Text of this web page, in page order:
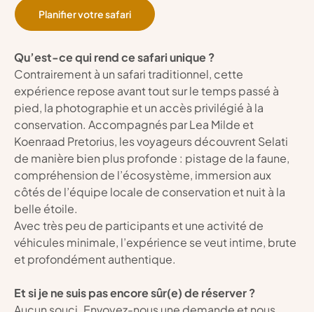
Planifier votre safari
Qu’est-ce qui rend ce safari unique ?
Contrairement à un safari traditionnel, cette
expérience repose avant tout sur le temps passé à
pied, la photographie et un accès privilégié à la
conservation. Accompagnés par Lea Milde et
Koenraad Pretorius, les voyageurs découvrent Selati
de manière bien plus profonde : pistage de la faune,
compréhension de l’écosystème, immersion aux
côtés de l’équipe locale de conservation et nuit à la
belle étoile.
Avec très peu de participants et une activité de
véhicules minimale, l’expérience se veut intime, brute
et profondément authentique.
Et si je ne suis pas encore sûr(e) de réserver ?